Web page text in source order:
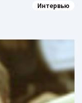
Интервью